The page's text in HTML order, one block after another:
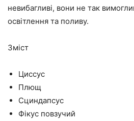
невибагливі, вони не так
освітлення та поливу.
Зміст
Циссус
Плющ
Сциндапсус
Фікус повзучий